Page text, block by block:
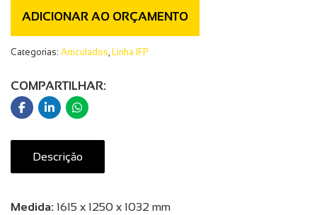
ADICIONAR AO ORÇAMENTO
Categorias: Articulados Linha IFP
COMPARTILHAR:
Descrição
Medida: 1615 x 1250 x 1032 mm